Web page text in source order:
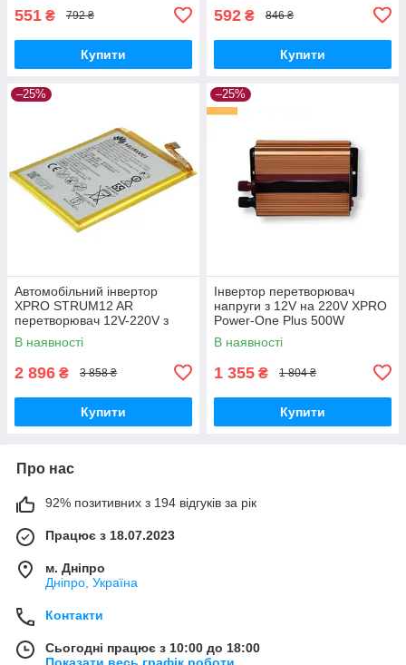
551 ₴ 792 ₴
Купити
592 ₴ 846 ₴
Купити
–25%
Автомобільний інвертор
XPRO STRUM12 AR
перетворювач 12V-220V з
вбудованим захистом від
зниженої та підвищеної
В наявності
2 896 ₴ 3 858 ₴
Купити
–25%
Інвертор перетворювач
напруги з 12V на 220V XPRO
Power-One Plus 500W
золотий (41425-_710)
В наявності
1 355 ₴ 1 804 ₴
Купити
Про нас
92% позитивних з 194 відгуків за рік
Працює з 18.07.2023
м. Дніпро
Дніпро, Україна
Контакти
Сьогодні працює з 10:00 до 18:00